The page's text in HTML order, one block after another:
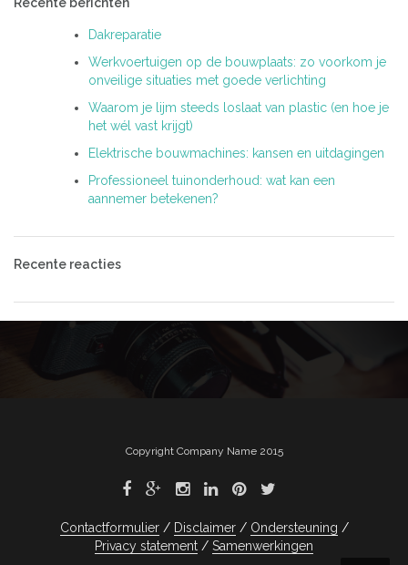
Recente berichten
Dakreparatie
Werkvoertuigen op de bouwplaats: zo voorkom je
onveilige situaties met goede verlichting
Waarom je lijm steeds loslaat van plastic (en hoe je
het wél vast krijgt)
Elektrische bouwmachines: kansen en uitdagingen
Professioneel tuinonderhoud: wat kan een
aannemer betekenen?
Recente reacties
Copyright Company Name 2015
Contactformulier Disclaimer
Ondersteuning
Privacy statement
Samenwerkingen